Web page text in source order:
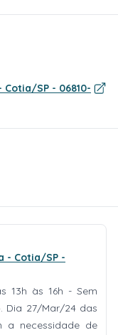
Cotia/SP - 06810-
- Cotia/SP -
13h às 16h - Sem
Dia 27/Mar/24 das
necessidade de